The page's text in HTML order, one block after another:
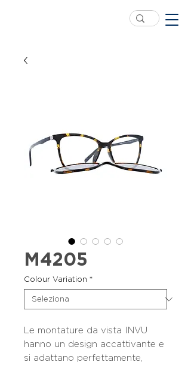
M4205
Colour Variation *
Le montature da vista INVU
hanno un design accattivante e
si adattano perfettamente,